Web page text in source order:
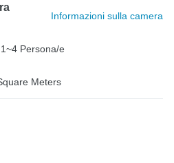
Informazioni sulla camera
1~4 Persona/e
Meters